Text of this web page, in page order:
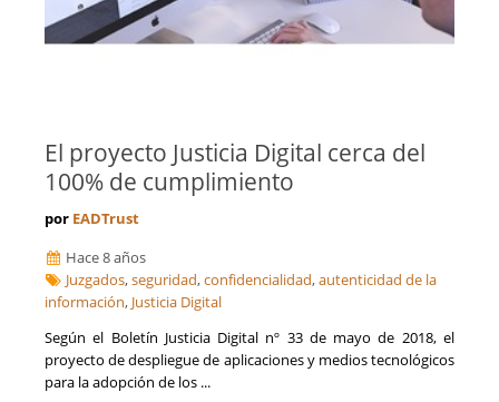
El proyecto Justicia Digital cerca del
100% de cumplimiento
por EADTrust
Hace 8 años
Juzgados,seguridad,confidencialidad,autenticidad de la
información, Justicia Digital
Según el Boletín Justicia Digital nº 33 de mayo de 2018, el
proyecto de despliegue de aplicaciones y medios tecnológicos
para la adopción de los ...